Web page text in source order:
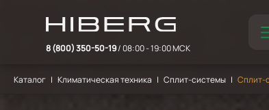
8 (800) 350-50-19/ 08:00 - 19:00 МСК
Каталог Климатическая техника Сплит-системы Сплит-